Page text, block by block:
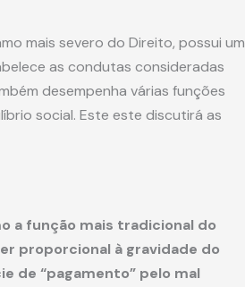
mais severo do Direito, possui um
as condutas consideradas
desempenha várias funções
social. Este este discutirá as
a função mais tradicional do
proporcional à gravidade do
de “pagamento” pelo mal